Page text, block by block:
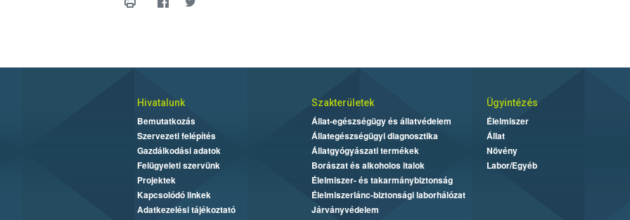
Hivatalunk
Bemutatkozás
Szervezeti felépítés
Gazdálkodási adatok
Felügyeleti szervünk
Projektek
Kapcsolódó linkek
Adatkezelési tájékoztató
Szakterületek
Állat-egészségügy és állatvédelem
Állategészségügyi diagnosztika
Állatgyógyászati termékek
Borászat és alkoholos italok
Élelmiszer- és takarmánybiztonság
Élelmiszerlánc-biztonsági laborhálózat
Járványvédelem
Ügyintézés
Élelmiszer
Állat
Növény
Labor/Egyéb